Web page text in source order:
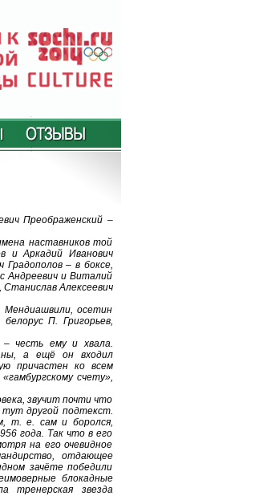
Преображенский –
наставников той
и Аркадий Иванович
– в боксе,
Андреевич и Виталий
Алексеевич
Мендиашвили, осетин
П. Григорьев,
честь ему и хвала.
а ещё он входил
причастен ко всем
счету»,
звучит почти что
другой подтекст.
т. е. сам и боролся,
года. Так что в его
на его очевидное
отдающее
зачёте победили
блокадные
тренерская звезда